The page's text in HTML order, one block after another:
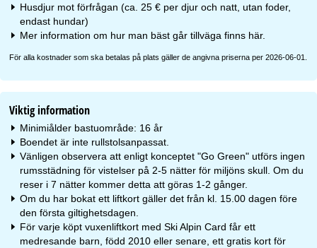
Husdjur mot förfrågan (ca. 25 € per djur och natt, utan foder,
endast hundar)
Mer information om hur man bäst går tillväga finns här.
För alla kostnader som ska betalas på plats gäller de angivna priserna per 2026-06-01.
Viktig information
Minimiålder bastuområde: 16 år
Boendet är inte rullstolsanpassat.
Vänligen observera att enligt konceptet "Go Green" utförs ingen
rumsstädning för vistelser på 2-5 nätter för miljöns skull. Om du
reser i 7 nätter kommer detta att göras 1-2 gånger.
Om du har bokat ett liftkort gäller det från kl. 15.00 dagen före
den första giltighetsdagen.
För varje köpt vuxenliftkort med Ski Alpin Card får ett
medresande barn, född 2010 eller senare, ett gratis kort för